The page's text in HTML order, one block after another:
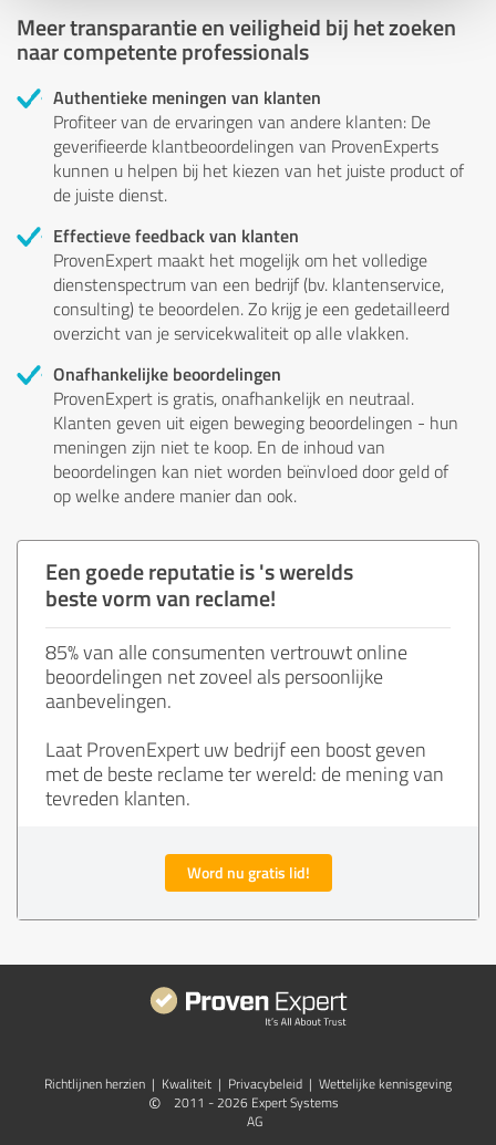
Meer transparantie en veiligheid bij het zoeken
naar competente professionals
Authentieke meningen van klanten
Profiteer van de ervaringen van andere klanten: De
geverifieerde klantbeoordelingen van ProvenExperts
kunnen u helpen bij het kiezen van het juiste product of
de juiste dienst.
Effectieve feedback van klanten
ProvenExpert maakt het mogelijk om het volledige
dienstenspectrum van een bedrijf (bv. klantenservice,
consulting) te beoordelen. Zo krijg je een gedetailleerd
overzicht van je servicekwaliteit op alle vlakken.
Onafhankelijke beoordelingen
ProvenExpert is gratis, onafhankelijk en neutraal.
Klanten geven uit eigen beweging beoordelingen - hun
meningen zijn niet te koop. En de inhoud van
beoordelingen kan niet worden beïnvloed door geld of
op welke andere manier dan ook.
Een goede reputatie is 's werelds
beste vorm van reclame!
85% van alle consumenten vertrouwt online
beoordelingen net zoveel als persoonlijke
aanbevelingen.
Laat ProvenExpert uw bedrijf een boost geven
met de beste reclame ter wereld: de mening van
tevreden klanten.
Word nu gratis lid!
Richtlijnen herzien | Kwaliteit | Privacybeleid | Wettelijke kennisgeving
©
2011 - 2026 Expert Systems
AG